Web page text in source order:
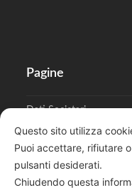
Pagine
Dati Societari
Regolamento Privacy
Questo sito utilizza
Puoi accettare, rifiutare
pulsanti desiderati.
Chiudendo questa